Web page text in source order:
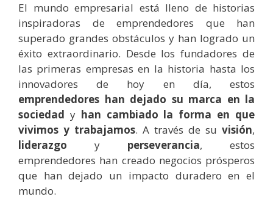
El mundo empresarial está lleno de historias
inspiradoras de emprendedores que han
superado grandes obstáculos y han logrado un
éxito extraordinario. Desde los fundadores de
las primeras empresas en la historia hasta los
innovadores de hoy en día, estos
emprendedores han dejado su marca en la
sociedad yhan cambiado la forma en que
vivimos y trabajamos. A través de su visión,
liderazgo y perseverancia, estos
emprendedores han creado negocios prósperos
que han dejado un impacto duradero en el
mundo.